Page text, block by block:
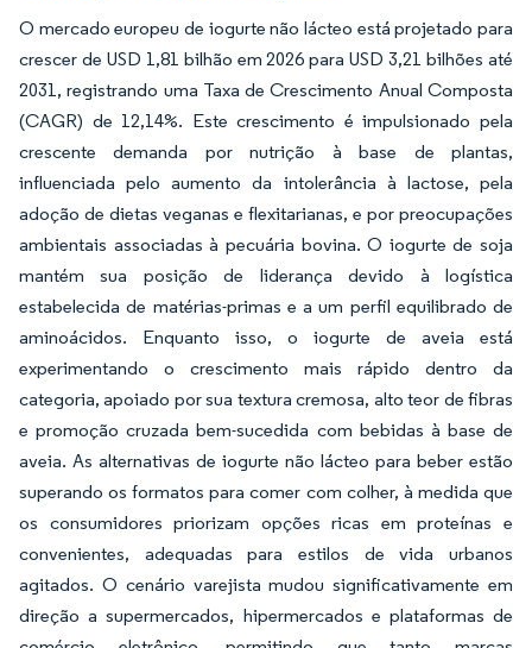
O mercado europeu de iogurte não lácteo está projetado para
crescer de USD 1,81 bilhão em 2026 para USD 3,21 bilhões até
2031, registrando uma Taxa de Crescimento Anual Composta
(CAGR) de 12,14%. Este crescimento é impulsionado pela
crescente demanda por nutrição à base de plantas,
influenciada pelo aumento da intolerância à lactose, pela
adoção de dietas veganas e flexitarianas, e por preocupações
ambientais associadas à pecuária bovina. O iogurte de soja
mantém sua posição de liderança devido à logística
estabelecida de matérias-primas e a um perfil equilibrado de
aminoácidos. Enquanto isso, o iogurte de aveia está
experimentando o crescimento mais rápido dentro da
categoria, apoiado por sua textura cremosa, alto teor de fibras
e promoção cruzada bem-sucedida com bebidas à base de
aveia. As alternativas de iogurte não lácteo para beber estão
superando os formatos para comer com colher, à medida que
os consumidores priorizam opções ricas em proteínas e
convenientes, adequadas para estilos de vida urbanos
agitados. O cenário varejista mudou significativamente em
direção a supermercados, hipermercados e plataformas de